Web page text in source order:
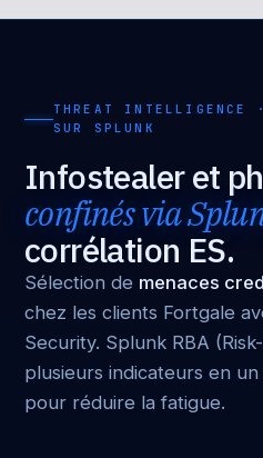
THREAT INTELLIGENCE
SUR SPLUNK
Infostealer et
confinés via
corrélation ES.
Sélection de menaces
chez les clients Fortgale
Security. Splunk RBA
plusieurs indicateurs en
pour réduire la fatigue.